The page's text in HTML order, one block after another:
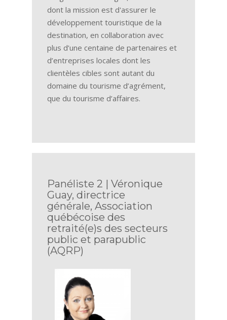
dont la mission est d'assurer le
développement touristique de la
destination, en collaboration avec
plus d’une centaine de partenaires et
d’entreprises locales dont les
clientèles cibles sont autant du
domaine du tourisme d’agrément,
que du tourisme d’affaires.
Panéliste 2 | Véronique
Guay, directrice
générale, Association
québécoise des
retraité(e)s des secteurs
public et parapublic
(AQRP)